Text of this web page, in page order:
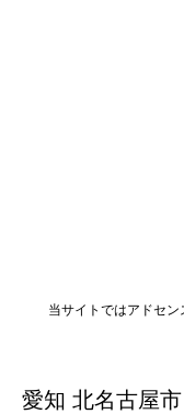
当サイトではアドセ
愛知 北名古屋